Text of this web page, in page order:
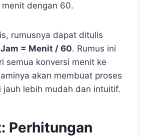
dengan 60.
rumusnya dapat ditulis
Jam = Menit / 60. Rumus ini
semua konversi menit ke
akan membuat proses
jauh lebih mudah dan intuitif.
Perhitungan